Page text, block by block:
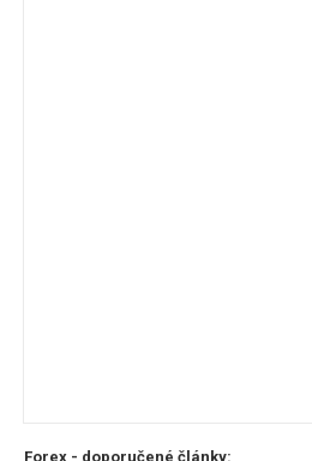
Forex - doporučené články: